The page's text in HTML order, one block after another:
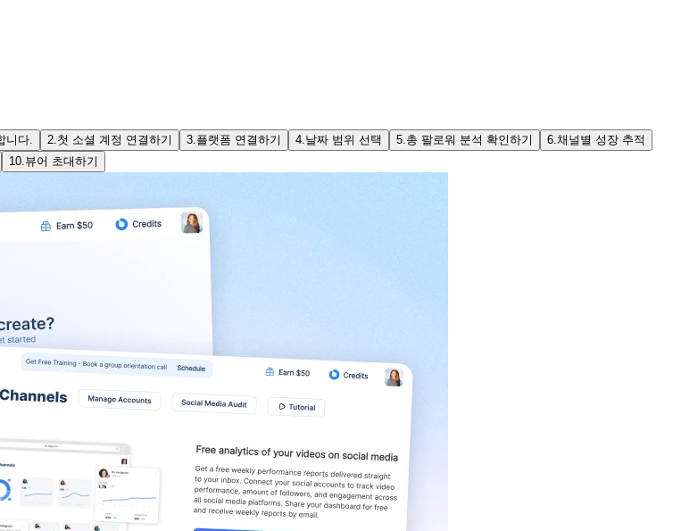
니다. 2. 첫 소셜 계정 연결하기 3. 플랫폼 연결하기 4. 날짜 범위 선택 5. 총 팔로워 분석 확인하기 6. 채널별 성장 추적
10. 뷰어 초대하기